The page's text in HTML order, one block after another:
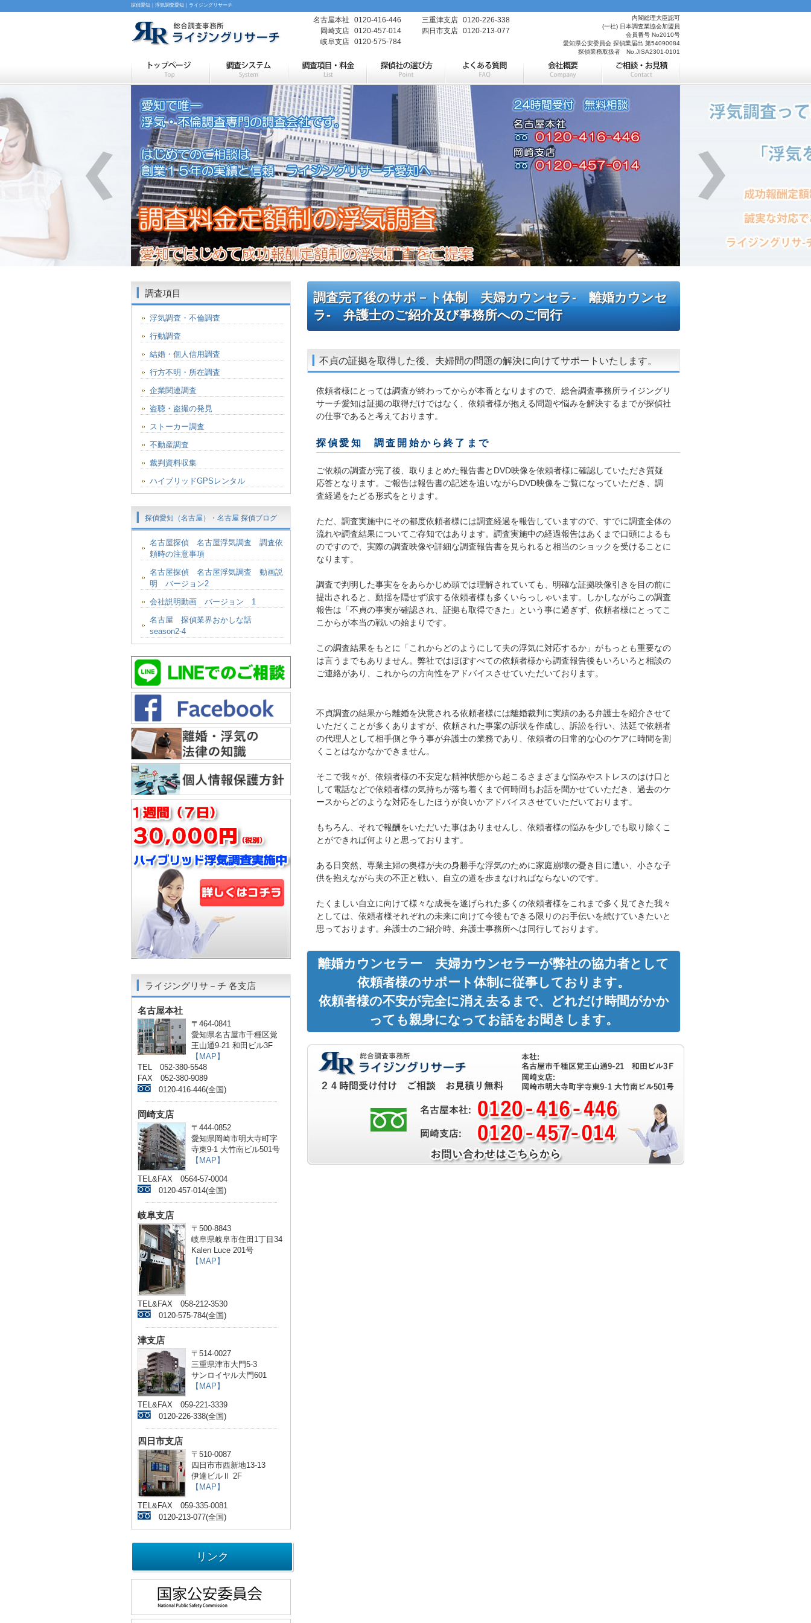
探偵愛知｜浮気調査愛知｜ライジングリサーチ
名古屋本社 0120-416-446 三重津支店 0120-226-338
岡崎支店 0120-457-014 四日市支店 0120-213-077
岐阜支店 0120-575-784
内閣総理大臣認可
(一社) 日本調査業協会加盟員
会員番号 No2010号
愛知県公安委員会 探偵業届出 第54090084
探偵業務取扱者 No.JISA2301-0101
調査完了後のサポ－ト体制 夫婦カウンセラ- 離婚カウンセ
ラ- 弁護士のご紹介及び事務所へのご同行
不貞の証拠を取得した後、夫婦間の問題の解決に向けてサポートいたします。
依頼者様にとっては調査が終わってからが本番となりますので、総合調査事務所ライジングリ
サーチ愛知は証拠の取得だけではなく、依頼者様が抱える問題や悩みを解決するまでが探偵社
の仕事であると考えております。
探偵愛知 調査開始から終了まで
ご依頼の調査が完了後、取りまとめた報告書とDVD映像を依頼者様に確認していただき質疑
応答となります。ご報告は報告書の記述を追いながらDVD映像をご覧になっていただき、調
査経過をたどる形式をとります。
ただ、調査実施中にその都度依頼者様には調査経過を報告していますので、すでに調査全体の
流れや調査結果についてご存知ではあります。調査実施中の経過報告はあくまで口頭によるも
のですので、実際の調査映像や詳細な調査報告書を見られると相当のショックを受けることに
なります。
調査で判明した事実ををあらかじめ頭では理解されていても、明確な証拠映像引きを目の前に
提出されると、動揺を隠せず涙する依頼者様も多くいらっしゃいます。しかしながらこの調査
報告は「不貞の事実が確認され、証拠も取得できた」という事に過ぎず、依頼者様にとってこ
こからが本当の戦いの始まりです。
この調査結果をもとに「これからどのようにして夫の浮気に対応するか」がもっとも重要なの
は言うまでもありません。弊社ではほぼすべての依頼者様から調査報告後もいろいろと相談の
ご連絡があり、これからの方向性をアドバイスさせていただいております。
不貞調査の結果から離婚を決意される依頼者様には離婚裁判に実績のある弁護士を紹介させて
いただくことが多くありますが、依頼された事案の訴状を作成し、訴訟を行い、法廷で依頼者
の代理人として相手側と争う事が弁護士の業務であり、依頼者の日常的な心のケアに時間を割
くことはなかなかできません。
そこで我々が、依頼者様の不安定な精神状態から起こるさまざまな悩みやストレスのはけ口と
して電話などで依頼者様の気持ちが落ち着くまで何時間もお話を聞かせていただき、過去のケ
ースからどのような対応をしたほうが良いかアドバイスさせていただいております。
もちろん、それで報酬をいただいた事はありませんし、依頼者様の悩みを少しでも取り除くこ
とができれば何よりと思っております。
ある日突然、専業主婦の奥様が夫の身勝手な浮気のために家庭崩壊の憂き目に遭い、小さな子
供を抱えながら夫の不正と戦い、自立の道を歩まなければならないのです。
たくましい自立に向けて様々な成長を遂げられた多くの依頼者様をこれまで多く見てきた我々
としては、依頼者様それぞれの未来に向けて今後もできる限りのお手伝いを続けていきたいと
思っております。弁護士のご紹介時、弁護士事務所へは同行しております。
離婚カウンセラー 夫婦カウンセラーが弊社の協力者として
依頼者様のサポート体制に従事しております。
依頼者様の不安が完全に消え去るまで、どれだけ時間がかか
っても親身になってお話をお聞きします。
調査項目
浮気調査・不倫調査
行動調査
結婚・個人信用調査
行方不明・所在調査
企業関連調査
盗聴・盗撮の発見
ストーカー調査
不動産調査
裁判資料収集
ハイブリッドGPSレンタル
探偵愛知（名古屋）・名古屋 探偵ブログ
名古屋探偵 名古屋浮気調査 調査依
頼時の注意事項
名古屋探偵 名古屋浮気調査 動画説
明 バージョン2
会社説明動画 バージョン 1
名古屋 探偵業界おかしな話
season2-4
ライジングリサ－チ 各支店
名古屋本社
〒464-0841
愛知県名古屋市千種区覚
王山通9-21 和田ビル3F
【MAP】
TEL 052-380-5548
FAX 052-380-9089
0120-416-446(全国)
岡崎支店
〒444-0852
愛知県岡崎市明大寺町字
寺東9-1 大竹南ビル501号
【MAP】
TEL&FAX 0564-57-0004
0120-457-014(全国)
岐阜支店
〒500-8843
岐阜県岐阜市住田1丁目34
Kalen Luce 201号
【MAP】
TEL&FAX 058-212-3530
0120-575-784(全国)
津支店
〒514-0027
三重県津市大門5-3
サンロイヤル大門601
【MAP】
TEL&FAX 059-221-3339
0120-226-338(全国)
四日市支店
〒510-0087
四日市市西新地13-13
伊達ビルⅡ 2F
【MAP】
TEL&FAX 059-335-0081
0120-213-077(全国)
リンク